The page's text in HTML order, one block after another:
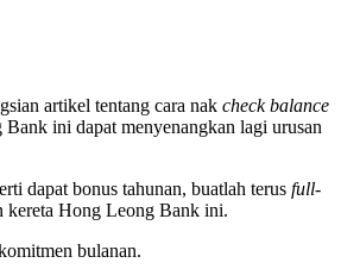
artikel tentang cara nak check balance
ini dapat menyenangkan lagi urusan
dapat bonus tahunan, buatlah terus full-
kereta Hong Leong Bank ini.
bulanan.